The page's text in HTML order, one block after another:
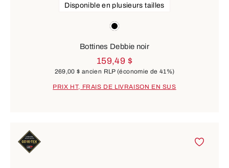
noir
Disponible en plusieurs tailles
Bottines Debbie noir
159,49 $
269,00 $ ancien RLP(économie de 41%)
PRIX HT, FRAIS DE LIVRAISON EN SUS